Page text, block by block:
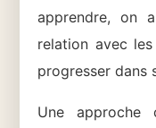
apprendre, on
relation avec
progresser dans
Une